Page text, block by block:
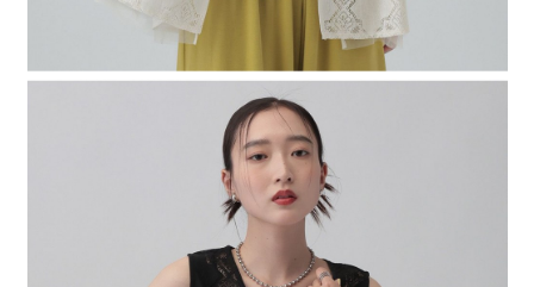
時審查核予不同之上限額度；若仍有額度不足之情形，本公司將視審查結果
請求用戶進行身份認證。
５．嚴禁一人註冊多個帳號或使用他人資訊註冊。若發現惡意使用之情形，
恩沛科技股份有限公司將有權停止該用戶之使用額度並採取法律行動。